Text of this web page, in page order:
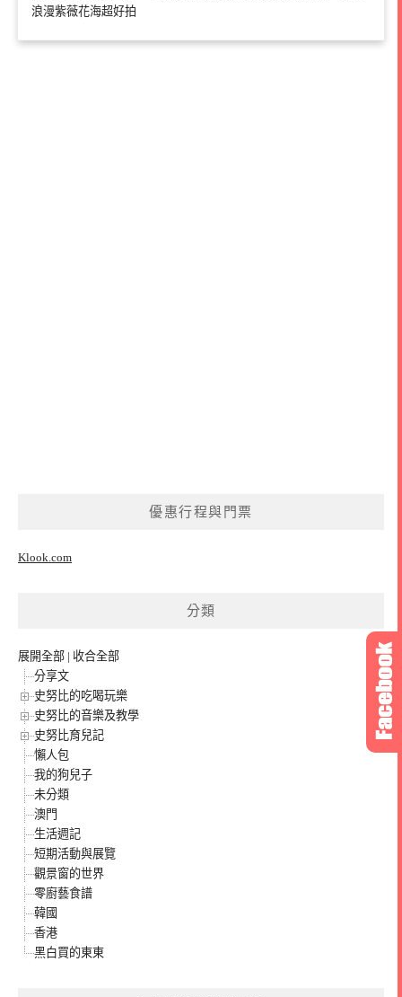
浪漫紫薇花海超好拍
優惠行程與門票
Klook.com
分類
展開全部 | 收合全部
分享文
史努比的吃喝玩樂
史努比的音樂及教學
史努比育兒記
懶人包
我的狗兒子
未分類
澳門
生活週記
短期活動與展覽
觀景窗的世界
零廚藝食譜
韓國
香港
黑白買的東東